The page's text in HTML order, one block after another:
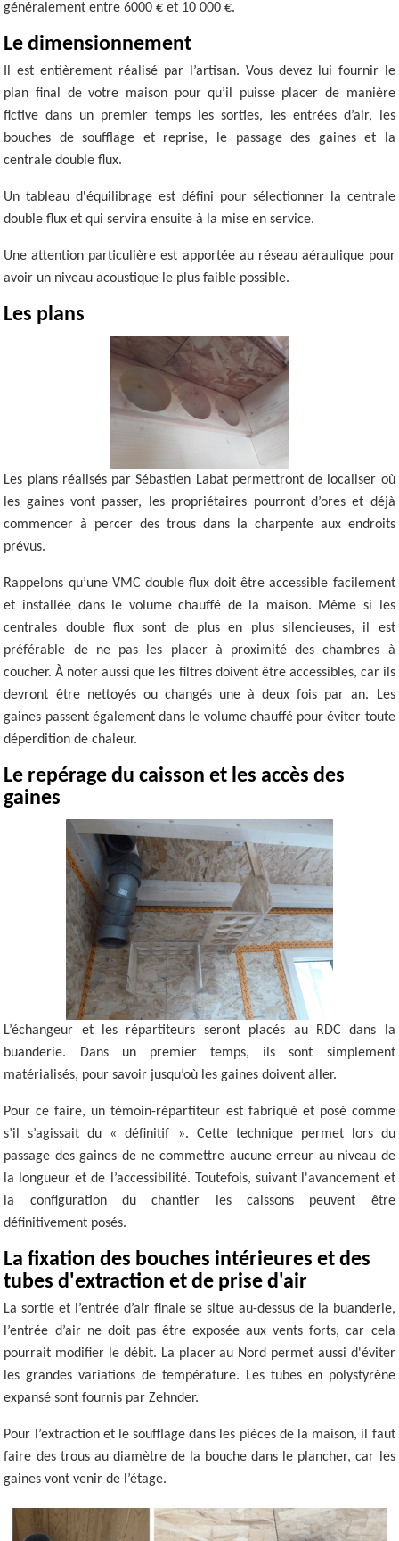
généralement entre 6000 € et 10 000 €.
Le dimensionnement
Il est entièrement réalisé par l’artisan. Vous devez lui fournir le
plan final de votre maison pour qu’il puisse placer de manière
fictive dans un premier temps les sorties, les entrées d’air, les
bouches de soufflage et reprise, le passage des gaines et la
centrale double flux.
Un tableau d'équilibrage est défini pour sélectionner la centrale
double flux et qui servira ensuite à la mise en service.
Une attention particulière est apportée au réseau aéraulique pour
avoir un niveau acoustique le plus faible possible.
Les plans
Les plans réalisés par Sébastien Labat permettront de localiser où
les gaines vont passer, les propriétaires pourront d’ores et déjà
commencer à percer des trous dans la charpente aux endroits
prévus.
Rappelons qu’une VMC double flux doit être accessible facilement
et installée dans le volume chauffé de la maison. Même si les
centrales double flux sont de plus en plus silencieuses, il est
préférable de ne pas les placer à proximité des chambres à
coucher. À noter aussi que les filtres doivent être accessibles, car ils
devront être nettoyés ou changés une à deux fois par an. Les
gaines passent également dans le volume chauffé pour éviter toute
déperdition de chaleur.
Le repérage du caisson et les accès des
gaines
L’échangeur et les répartiteurs seront placés au RDC dans la
buanderie. Dans un premier temps, ils sont simplement
matérialisés, pour savoir jusqu’où les gaines doivent aller.
Pour ce faire, un témoin-répartiteur est fabriqué et posé comme
s’il s’agissait du « définitif ». Cette technique permet lors du
passage des gaines de ne commettre aucune erreur au niveau de
la longueur et de l’accessibilité. Toutefois, suivant l'avancement et
la configuration du chantier les caissons peuvent être
définitivement posés.
La fixation des bouches intérieures et des
tubes d'extraction et de prise d'air
La sortie et l’entrée d’air finale se situe au-dessus de la buanderie,
l’entrée d’air ne doit pas être exposée aux vents forts, car cela
pourrait modifier le débit. La placer au Nord permet aussi d'éviter
les grandes variations de température. Les tubes en polystyrène
expansé sont fournis par Zehnder.
Pour l’extraction et le soufflage dans les pièces de la maison, il faut
faire des trous au diamètre de la bouche dans le plancher, car les
gaines vont venir de l’étage.